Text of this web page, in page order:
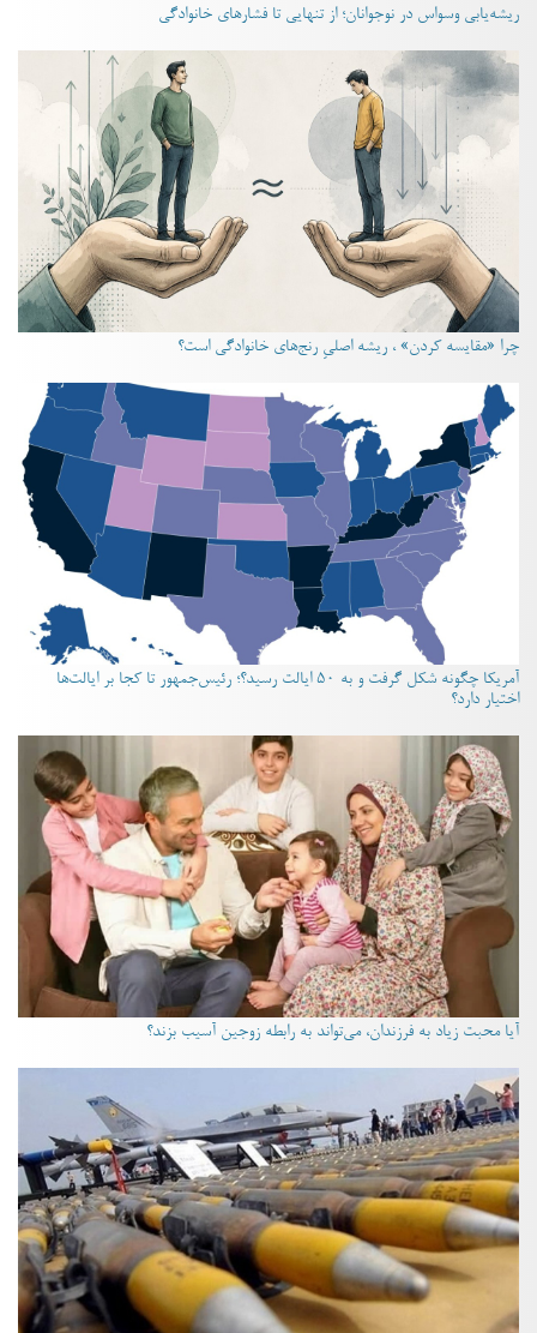
ریشه‌یابی وسواس در نوجوانان؛ از تنهایی تا فشارهای خانوادگی
چرا «مقایسه کردن» ، ریشه اصلیِ رنج‌های خانوادگی است؟
آمریکا چگونه شکل گرفت و به ۵۰ ایالت رسید؟؛ رئیس‌جمهور تا کجا بر ایالت‌ها
اختیار دارد؟
آیا محبت زیاد به فرزندان، می‌تواند به رابطه زوجین آسیب بزند؟